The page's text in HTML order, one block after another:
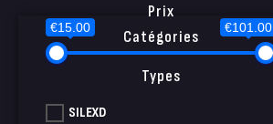
Catégories
Prix
€15.00 €101.00
Types
SILEXD